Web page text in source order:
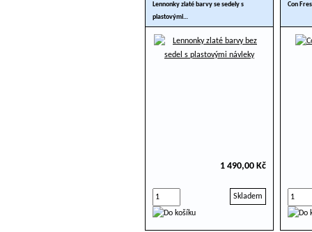
Lennonky zlaté barvy se sedely s
plastovými…
1 490,00 Kč
Skladem
Con